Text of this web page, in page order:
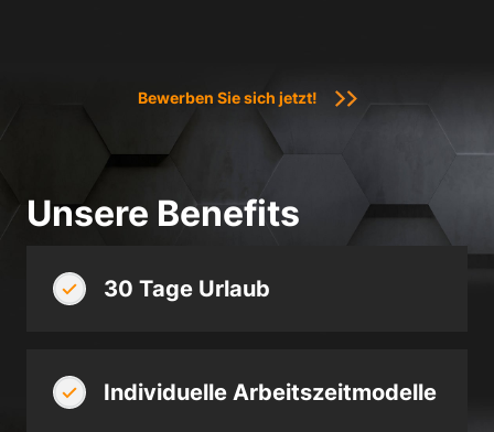
Bewerben Sie sich jetzt!
Unsere Benefits
30 Tage Urlaub
Individuelle Arbeitszeitmodelle